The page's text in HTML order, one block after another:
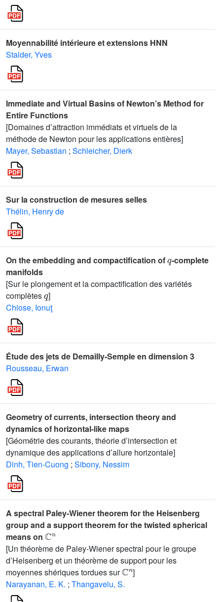
Moyennabilité intérieure et extensions HNN
Stalder, Yves
Immediate and Virtual Basins of Newton’s Method for
Entire Functions
[Domaines d’attraction immédiats et virtuels de la
méthode de Newton pour les applications entières]
Mayer, Sebastian ; Schleicher, Dierk
Sur la construction de mesures selles
Thélin, Henry de
On the embedding and compactification of -complete
manifolds
[Sur le plongement et la compactification des variétés
complètes
q
]
Chiose, Ionuţ
Étude des jets de Demailly-Semple en dimension 3
Rousseau, Erwan
Geometry of currents, intersection theory and
dynamics of horizontal-like maps
[Géométrie des courants, théorie d’intersection et
dynamique des applications d’allure horizontale]
Dinh, Tien-Cuong ; Sibony, Nessim
A spectral Paley-Wiener theorem for the Heisenberg
group and a support theorem for the twisted spherical
means on
ℂn
[Un théorème de Paley-Wiener spectral pour le groupe
d’Heisenberg et un théorème de support pour les
moyennes shériques tordues sur
ℂn
]
Narayanan, E. K. ; Thangavelu, S.